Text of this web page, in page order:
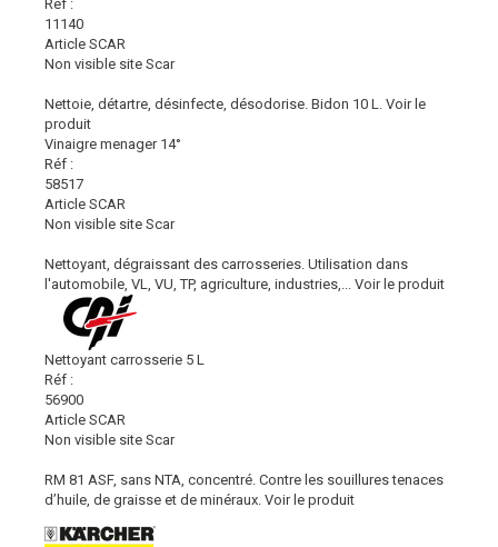
Réf :
11140
Article SCAR
Non visible site Scar
Nettoie, détartre, désinfecte, désodorise. Bidon 10 L.
Voir le
produit
Vinaigre menager 14°
Réf :
58517
Article SCAR
Non visible site Scar
Nettoyant, dégraissant des carrosseries. Utilisation dans
l'automobile, VL, VU, TP, agriculture, industries,...
Voir le produit
Nettoyant carrosserie 5 L
Réf :
56900
Article SCAR
Non visible site Scar
RM 81 ASF, sans NTA, concentré. Contre les souillures tenaces
d’huile, de graisse et de minéraux. Voir le produit